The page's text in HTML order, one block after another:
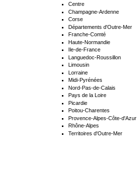
Centre
Champagne-Ardenne
Corse
Départements d'Outre-Mer
Franche-Comté
Haute-Normandie
Ile-de-France
Languedoc-Roussillon
Limousin
Lorraine
Midi-Pyrénées
Nord-Pas-de-Calais
Pays de la Loire
Picardie
Poitou-Charentes
Provence-Alpes-Côte-d'Azur
Rhône-Alpes
Territoires d'Outre-Mer